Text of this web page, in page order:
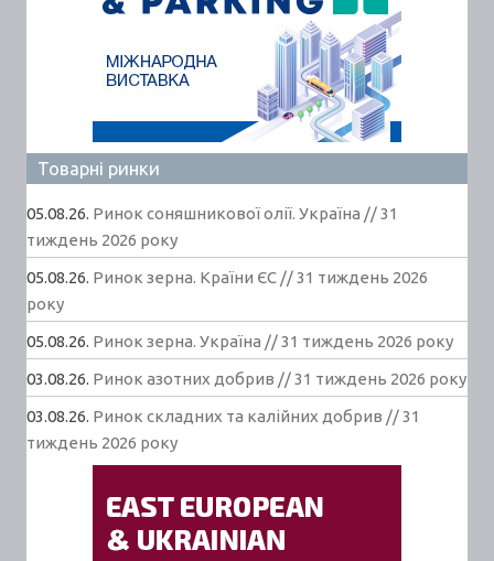
Товарні ринки
05.08.26. Ринок соняшникової олії. Україна // 31
тиждень 2026 року
05.08.26. Ринок зерна. Країни ЄС // 31 тиждень 2026
року
05.08.26. Ринок зерна. Україна // 31 тиждень 2026 року
03.08.26. Ринок азотних добрив // 31 тиждень 2026 року
03.08.26. Ринок складних та калійних добрив // 31
тиждень 2026 року